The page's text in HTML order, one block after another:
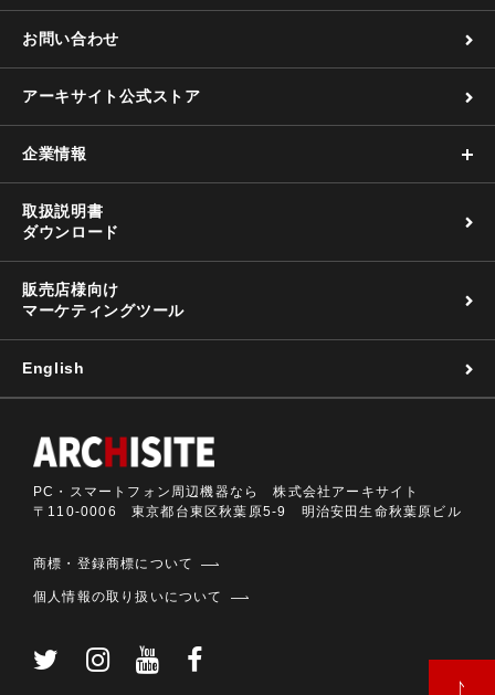
お問い合わせ
アーキサイト公式ストア
企業情報
取扱説明書
ダウンロード
販売店様向け
マーケティングツール
English
PC・スマートフォン周辺機器なら 株式会社アーキサイト
〒110-0006 東京都台東区秋葉原5-9 明治安田生命秋葉原ビル
商標・登録商標について
個人情報の取り扱いについて